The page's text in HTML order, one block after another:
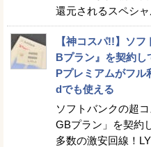
還元されるスペシ
【神コスパ!!】ソ
Bプラン』を契約し
Pプレミアムがフ
dでも使える
ソフトバンクの超
GBプラン」を契約
多数の激安回線！